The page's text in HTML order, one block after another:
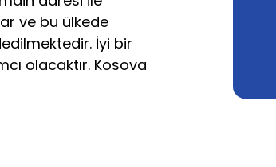
ve bu ülkede
İyi bir
olacaktır. Kosova